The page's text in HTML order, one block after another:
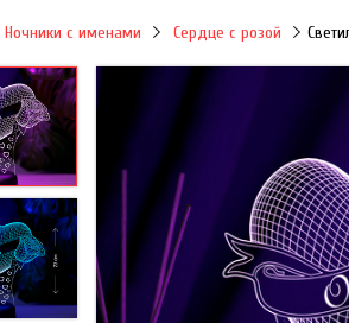
Ночники с именами Сердце с розой